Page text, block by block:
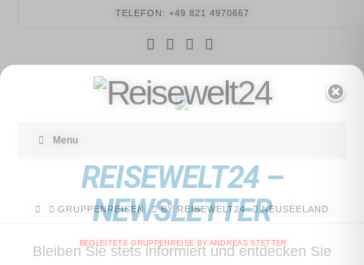
REISEWELT24 –
NEWSLETTER
Bleiben Sie stets informiert und entdecken Sie
TELEFON: +49 821 4970667
Facebook
YouTube
Instagram
Tumblr
Menu
HOMEGRUPPENREISEN BY REISEWELT24 NEUSEELAND
BEGLEITETE GRUPPENREISE BY ANDREAS STETTER